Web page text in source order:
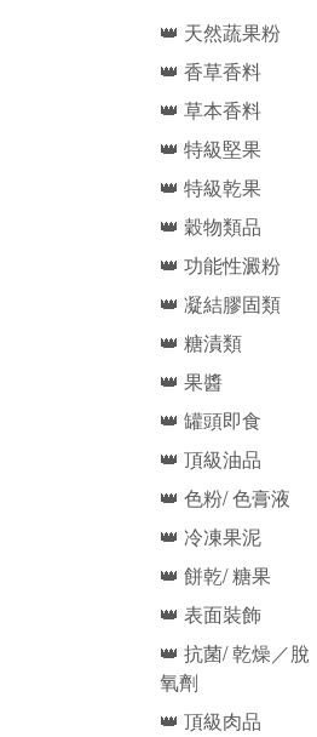
👑 天然蔬果粉
👑 香草香料
👑 草本香料
👑 特級堅果
👑 特級乾果
👑 穀物類品
👑 功能性澱粉
👑 凝結膠固類
👑 糖漬類
👑 果醬
👑 罐頭即食
👑 頂級油品
👑 色粉/ 色膏液
👑 冷凍果泥
👑 餅乾/ 糖果
👑 表面裝飾
👑 抗菌/ 乾燥／脫
氧劑
👑 頂級肉品